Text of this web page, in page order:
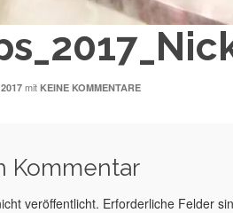
mit KEINE KOMMENTARE
Kommentar
veröffentlicht. Erforderliche Felder